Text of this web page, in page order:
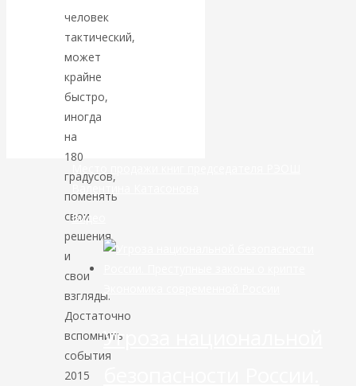
провалилась, но
маршруты в
небе никуда не
делись
человек
тактический,
может
крайне
быстро,
иногда
на
180
градусов,
поменять
свои
решения
и
свои
взгляды.
Достаточно
вспомнить
события
2015
Валентина Катасонова
Видео
Угроза национальной